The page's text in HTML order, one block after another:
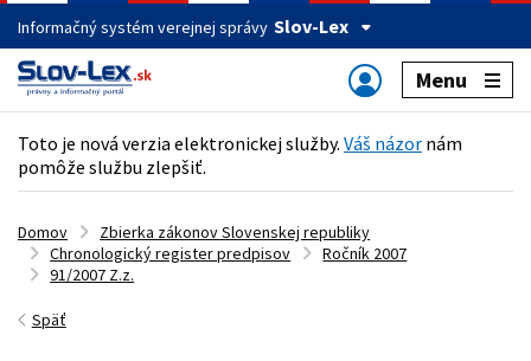
Informačný systém verejnej správy Slov-Lex
Menu
Toto je nová verzia elektronickej služby. Váš názor nám
pomôže službu zlepšiť.
Domov
Zbierka zákonov Slovenskej republiky
Chronologický register predpisov
Ročník 2007
91/2007 Z.z.
Späť